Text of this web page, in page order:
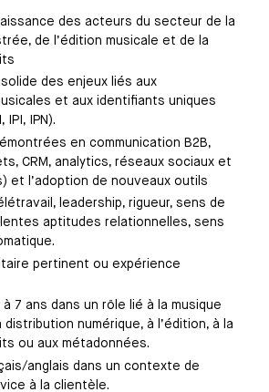
des acteurs du secteur de la
de l’édition musicale et de la
des enjeux liés aux
et aux identifiants uniques
IPI, IPN).
en communication B2B,
CRM, analytics, réseaux sociaux et
et l’adoption de nouveaux outils
leadership, rigueur, sens de
aptitudes relationnelles, sens
pertinent ou expérience
7 ans dans un rôle lié à la musique
numérique, à l’édition, à la
ou aux métadonnées.
anglais dans un contexte de
à la clientèle.